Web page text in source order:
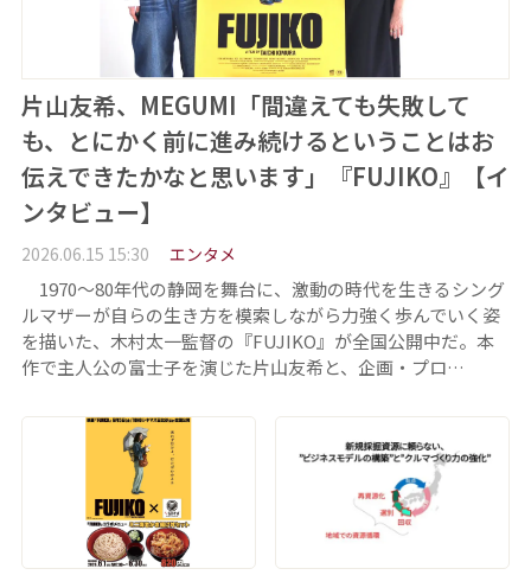
片山友希、MEGUMI「間違えても失敗して
も、とにかく前に進み続けるということはお
伝えできたかなと思います」『FUJIKO』【イ
ンタビュー】
2026.06.15 15:30 エンタメ
1970～80年代の静岡を舞台に、激動の時代を生きるシング
ルマザーが自らの生き方を模索しながら力強く歩んでいく姿
を描いた、木村太一監督の『FUJIKO』が全国公開中だ。本
作で主人公の富士子を演じた片山友希と、企画・プロ…